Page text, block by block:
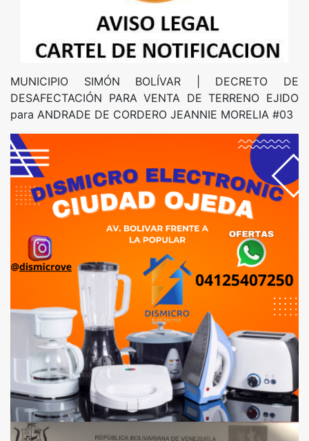
MUNICIPIO SIMÓN BOLÍVAR | DECRETO DE
DESAFECTACIÓN PARA VENTA DE TERRENO EJIDO
para ANDRADE DE CORDERO JEANNIE MORELIA #03